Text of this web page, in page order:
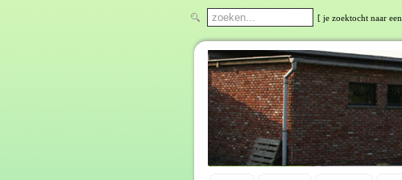
[ je zoektocht naar